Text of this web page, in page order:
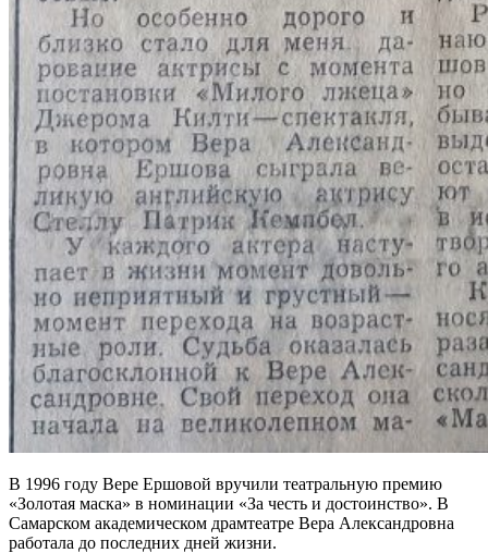
В 1996 году Вере Ершовой вручили театральную премию
«Золотая маска» в номинации «За честь и достоинство». В
Самарском академическом драмтеатре Вера Александровна
работала до последних дней жизни.